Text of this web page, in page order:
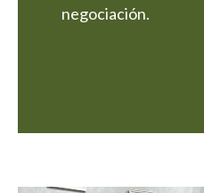
negociación.